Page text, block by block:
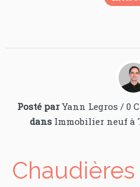
Posté par Yann Legros / 0
dans Immobilier neuf à